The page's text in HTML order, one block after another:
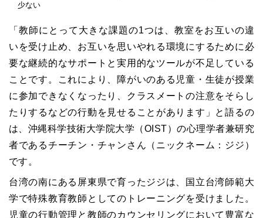
少ない
「教師にとって大きな課題の1つは、教室をお互いの違
いを受け止め、お互いを思いやれる環境にするために必
要な継続的なサポートと実用的なツールが不足している
ことです。これにより、障がいのある児童・生徒が授業
に参加できなくなったり、クラスメートの注意をそらし
たりするなどの行動を見せることがあります」と語るの
は、沖縄科学技術大学院大学（OIST）の心理学者兼研究
者であるチーチン・チャンさん（ニックネーム：ジジ）
です。
台湾の南にある屏東県で育ったジジは、国立台湾師範大
学で特殊教育教師としてのトレーニングを受けました。
児童の行動管理と教師のカウンセリングにおいて豊富な